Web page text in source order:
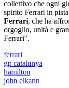
collettivo che ogni
spirito Ferrari in
Ferrari, che ha
orgoglio, unità e
Ferrari".
ferrari
gp catalunya
hamilton
john elkann